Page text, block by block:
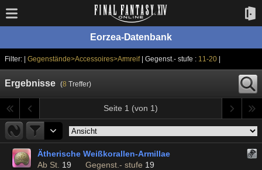
Eorzea-Datenbank
Filter: | Gegenstände>Accessoires>Armreif | Gegenst.- stufe : 11-20
Ergebnisse (8 Treffer)
Seite 1 (von 1)
Ätherische Weißkorallen-Armillae
Ab St. 19 Gegenst.- stufe 19